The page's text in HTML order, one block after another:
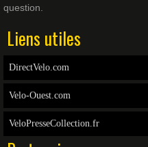
question.
Liens utiles
DirectVelo.com
Velo-Ouest.com
VeloPresseCollection.fr